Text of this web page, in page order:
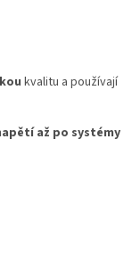
kvalitu a používají
až po systémy